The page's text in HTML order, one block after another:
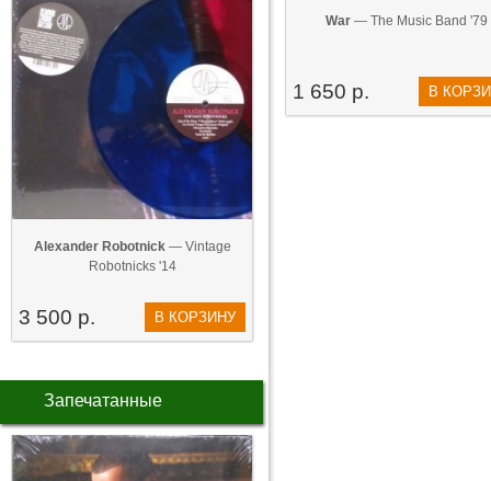
Alexander Robotnick— Vintage
Robotnicks '14
3 500 р. В КОРЗИНУ
Запечатанные
War— The Music Band '79
1 650 р. В